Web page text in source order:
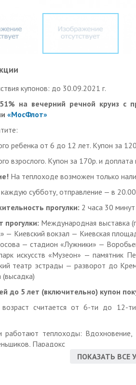
купонов: до 30.09.2021 г.
на вечерний речной круиз с
«МосФлот»
ребенка от 6 до 12 лет. Купон за
взрослого. Купон за 170р. и
На теплоходе возможен только
субботу, отправление — в 20.00
прогулки: 2 часа 30 минут
прогулки: Международная выставка
— Киевский вокзал — Киевская
— стадион «Лужники» —
искусств «Музеон» — памятник
театр эстрады — разворот до
(высадка)
до 5 лет (включительно) купон
возраст считается от 6-ти до 12-
работают теплоходы:
Парадокс
приносить и употреблять свои
ПОКАЗАТЬ ВСЕ